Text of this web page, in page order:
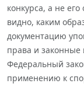
конкурса, а не
видно, каким
документацию
права и законные
Федеральный
применению к